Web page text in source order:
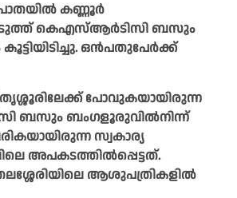
കണ്ണൂർ
കെഎസ്ആർടിസി ബസും
ഒൻപതുപേർക്ക്
പോവുകയായിരുന്ന
ബസും ബംഗളൂരുവിൽനിന്ന്
സ്വകാര്യ
അപകടത്തിൽപ്പെട്ടത്.
തലശ്ശേരിയിലെ ആശുപത്രികളിൽ